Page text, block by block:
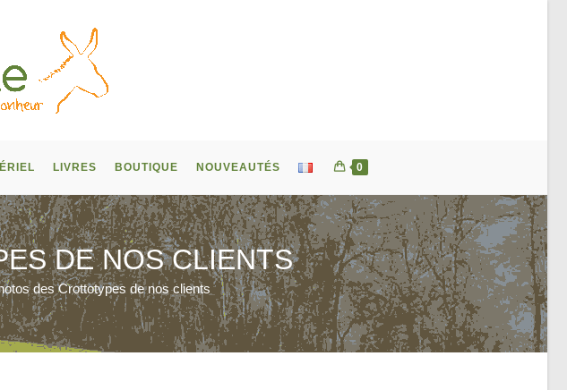
LIVRES BOUTIQUE NOUVEAUTÉS 0
DE NOS CLIENTS
des Crottotypes de nos clients